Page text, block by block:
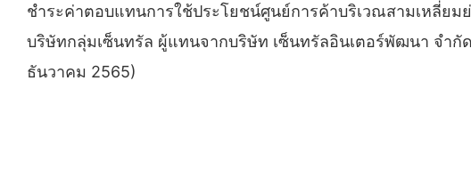
ชำระค่าตอบแทนการใช้ประโยชน์ศูนย์การค้าบริเวณสามเหลี่ย
บริษัทกลุ่มเซ็นทรัล ผู้แทนจากบริษัท เซ็นทรัลอินเตอร์พัฒนา จำกั
ธันวาคม​ 2565)